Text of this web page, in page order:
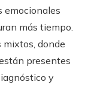
emocionales
más tiempo.
donde
presentes
y